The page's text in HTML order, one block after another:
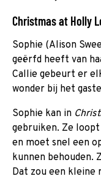
Christmas at Holly
Sophie (Alison
geërfd heeft van
Callie gebeurt er
wonder bij het
Sophie kan in
gebruiken. Ze
en moet snel een
kunnen behouden.
Dat zou een kleine